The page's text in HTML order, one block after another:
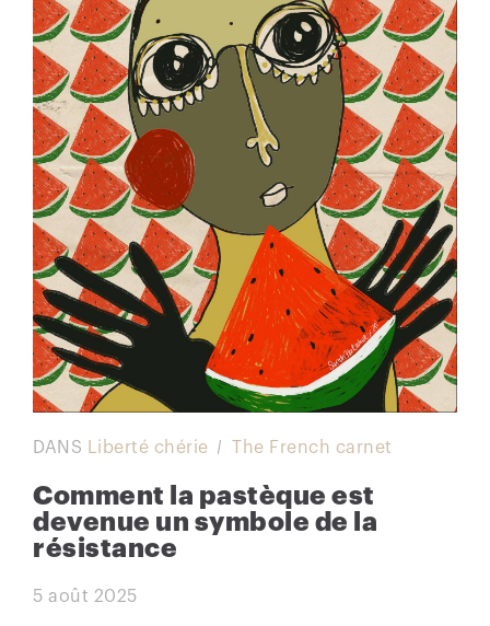
DANS Liberté chérie The French carnet
Comment la pastèque est
devenue un symbole de la
résistance
5 août 2025